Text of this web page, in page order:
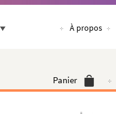
À propos
Panier